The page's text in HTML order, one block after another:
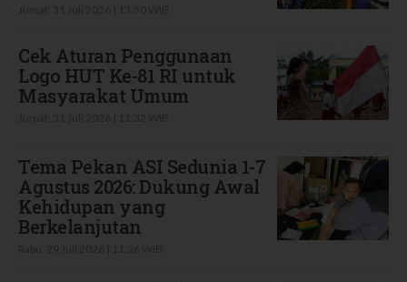
Cek Aturan Penggunaan
Logo HUT Ke-81 RI untuk
Masyarakat Umum
Tema Pekan ASI Sedunia 1-7
Agustus 2026: Dukung Awal
Kehidupan yang
Berkelanjutan